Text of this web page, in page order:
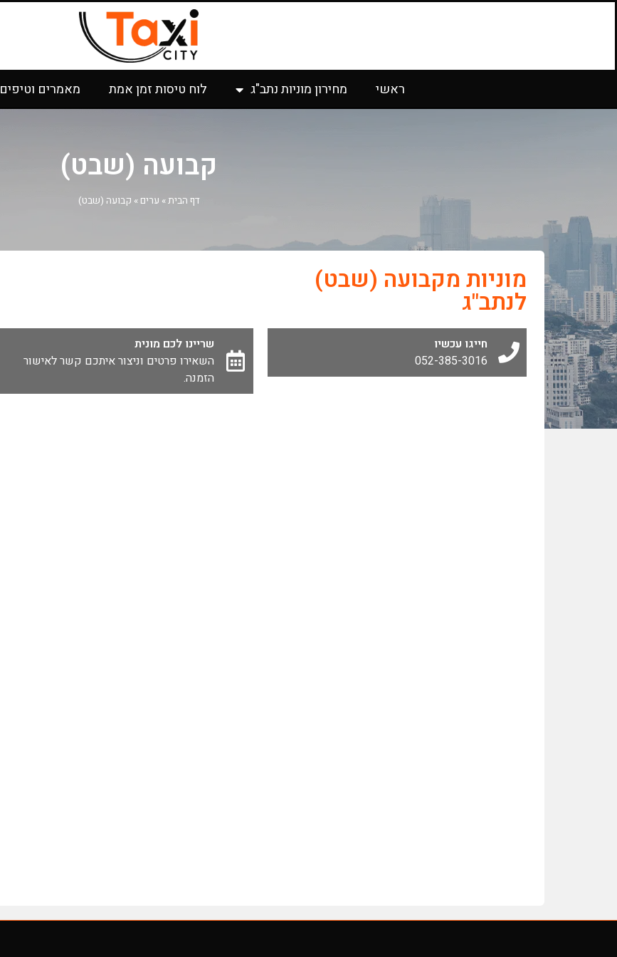
ראשי מחירון מוניות נתב"ג לוח טיסות זמן אמת מאמרים וטיפים
קבועה (שבט)
דף הבית» ערים » קבועה (שבט)
מוניות מקבועה (שבט)
לנתב"ג
חייגו עכשיו
052-385-3016
שריינו לכם מונית
השאירו פרטים וניצור איתכם קשר לאישור
הזמנה.